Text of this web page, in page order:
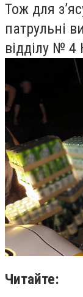
Тож для
патрульні
відділу № 4
Читайте: